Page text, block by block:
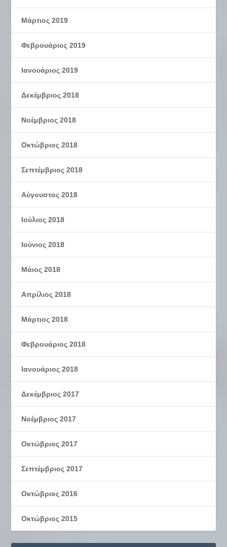
Μάρτιος 2019
Φεβρουάριος 2019
Ιανουάριος 2019
Δεκέμβριος 2018
Νοέμβριος 2018
Οκτώβριος 2018
Σεπτέμβριος 2018
Αύγουστος 2018
Ιούλιος 2018
Ιούνιος 2018
Μάιος 2018
Απρίλιος 2018
Μάρτιος 2018
Φεβρουάριος 2018
Ιανουάριος 2018
Δεκέμβριος 2017
Νοέμβριος 2017
Οκτώβριος 2017
Σεπτέμβριος 2017
Οκτώβριος 2016
Οκτώβριος 2015